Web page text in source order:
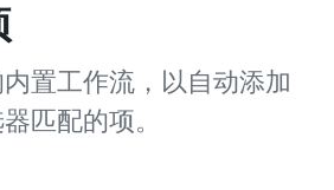
置工作流，以自动添加
匹配的项。